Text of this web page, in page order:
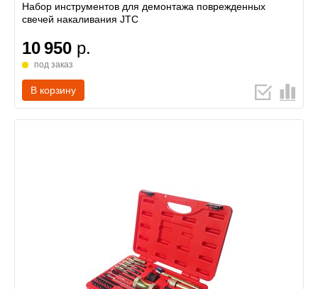
Набор инструментов для демонтажа поврежденных
свечей накаливания JTC
10 950 р.
под заказ
В корзину